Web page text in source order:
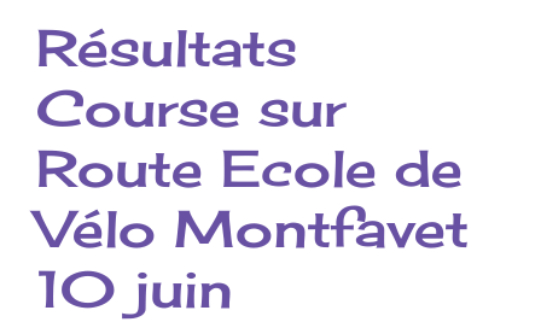
Résultats
Course sur
Route Ecole de
Vélo Montfavet
10 juin